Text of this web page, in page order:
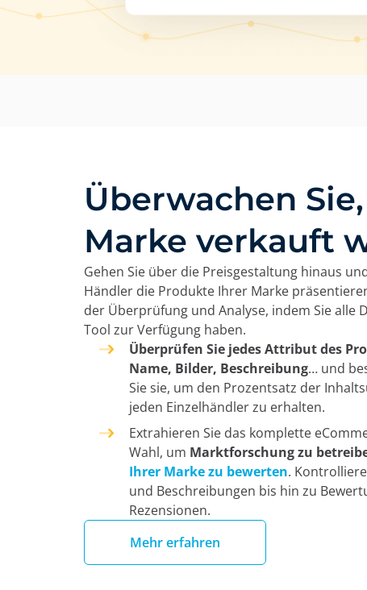
Überwachen
Marke verkauft
Gehen Sie über die Preisgestaltung hinaus
Händler die Produkte Ihrer Marke
der Überprüfung und Analyse, indem Sie alle
Tool zur Verfügung haben.
Überprüfen Sie jedes Attribut des
Name, Bilder, Beschreibung… und
Sie sie, um den Prozentsatz der
jeden Einzelhändler zu erhalten.
Extrahieren Sie das komplette
Wahl, um Marktforschung zu
Ihrer Marke zu bewerten.
und Beschreibungen bis hin zu
Rezensionen.
Mehr erfahren